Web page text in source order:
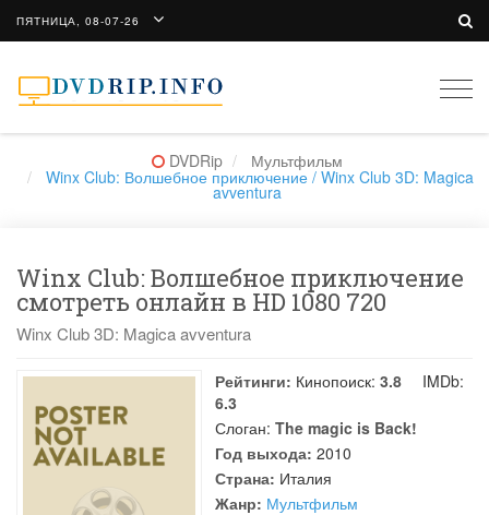
ПЯТНИЦА, 08-07-26
DVDRip Мультфильм
Winx Club: Волшебное приключение / Winx Club 3D: Magica
avventura
Winx Club: Волшебное приключение
смотреть онлайн в HD 1080 720
Winx Club 3D: Magica avventura
Рейтинги: Кинопоиск: 3.8
IMDb:
6.3
Слоган: The magic is Back!
Год выхода: 2010
Страна: Италия
Жанр: Мультфильм